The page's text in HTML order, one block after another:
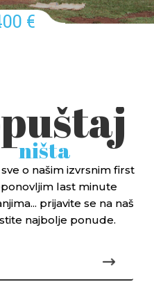
€
ništa
o našim izvrsnim first
last minute
prijavite se na naš
najbolje ponude.